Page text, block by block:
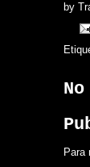
by
Para